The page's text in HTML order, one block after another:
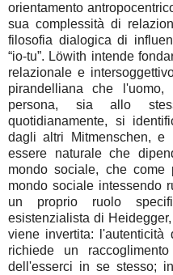
orientamento
sua complessità di
filosofia dialogica di
“io-tu”. Löwith intende
relazionale e
pirandelliana che l'uomo,
persona, sia allo
quotidianamente, si
dagli altri Mitmenschen,
essere naturale che
mondo sociale, che
mondo sociale intessendo
un proprio ruolo
esistenzialista di
viene invertita: l'autenticità
richiede un
dell'esserci in se stesso;